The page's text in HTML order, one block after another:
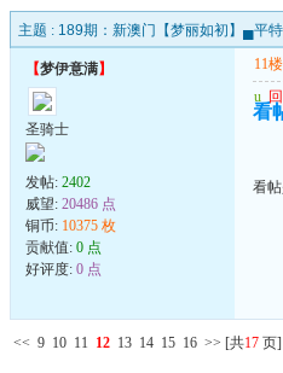
主题 : 189期：新澳门【梦丽如初】▄平
【梦伊意满】
圣骑士
发帖: 2402
威望: 20486 点
铜币: 10375 枚
贡献值: 0 点
好评度: 0 点
11楼
u
看
看
<< 9 10 11 12 13 14 15 16 >> [共17